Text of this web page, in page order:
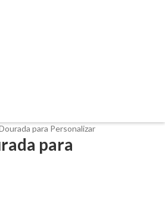
para Personalizar
para